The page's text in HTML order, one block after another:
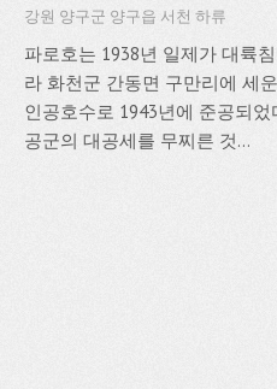
강원 양구군 양구읍 서천 하류
파로호는 1938년 일제가 대륙
라 화천군 간동면 구만리에 세
인공호수로 1943년에 준공되
공군의 대공세를 무찌른 것...